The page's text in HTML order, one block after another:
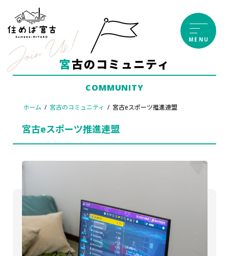
へ
ョ
宮古のコミュニティ
COMMUNITY
ホーム 宮古のコミュニティ 宮古eスポーツ推進連盟
宮古eスポーツ推進連盟
MENU